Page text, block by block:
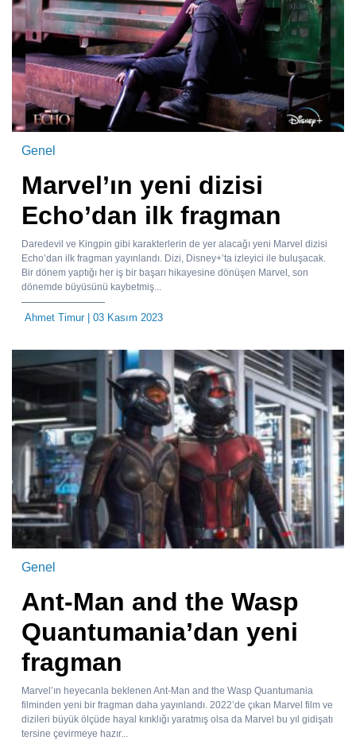
Genel
Marvel’ın yeni dizisi
Echo’dan ilk fragman
Daredevil ve Kingpin gibi karakterlerin de yer alacağı yeni Marvel dizisi
Echo’dan ilk fragman yayınlandı. Dizi, Disney+’ta izleyici ile buluşacak.
Bir dönem yaptığı her iş bir başarı hikayesine dönüşen Marvel, son
dönemde büyüsünü kaybetmiş...
Ahmet Timur| 03 Kasım 2023
Genel
Ant-Man and the Wasp
Quantumania’dan yeni
fragman
Marvel’ın heyecanla beklenen Ant-Man and the Wasp Quantumania
filminden yeni bir fragman daha yayınlandı. 2022’de çıkan Marvel film ve
dizileri büyük ölçüde hayal kırıklığı yaratmış olsa da Marvel bu yıl gidişatı
tersine çevirmeye hazır...